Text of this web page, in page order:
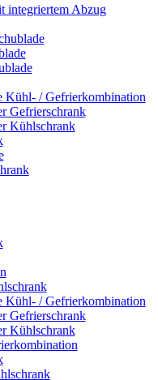
integriertem Abzug
Kühl- / Gefrierkombination
Gefrierschrank
Kühlschrank
Kühl- / Gefrierkombination
Gefrierschrank
Kühlschrank